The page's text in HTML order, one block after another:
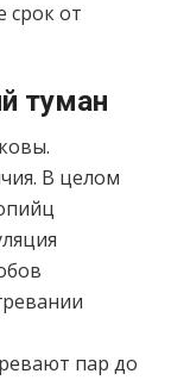
срок от
туман
В целом
пар до